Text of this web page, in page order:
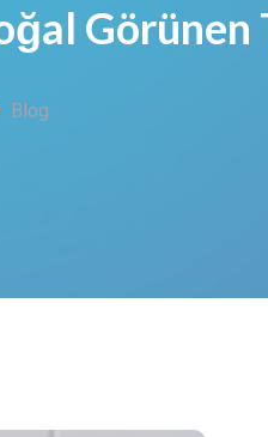
Görünen
Blog